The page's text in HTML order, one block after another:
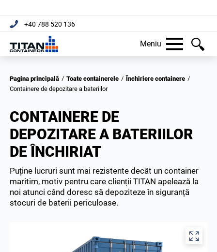
+40 788 520 136
Meniu
Pagina principală / Toate containerele / Închiriere containere /
Containere de depozitare a bateriilor
CONTAINERE DE
DEPOZITARE A BATERIILOR
DE ÎNCHIRIAT
Puține lucruri sunt mai rezistente decât un container
maritim, motiv pentru care clienții TITAN apelează la
noi atunci când doresc să depoziteze în siguranță
stocuri de baterii periculoase.